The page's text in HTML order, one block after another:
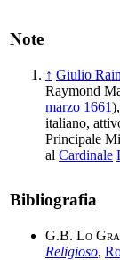
Note
↑ Giulio
Raymond
marzo 1661
italiano,
Principale
al Cardinale
Bibliografia
G.B. Lo
Religioso,